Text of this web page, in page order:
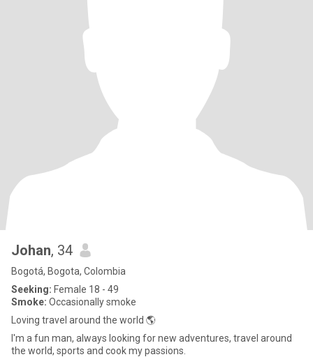
Johan, 34
Bogotá, Bogota, Colombia
Seeking: Female 18 - 49
Smoke: Occasionally smoke
Loving travel around the world 🌎
I'm a fun man, always looking for new adventures, travel around
the world, sports and cook my passions.